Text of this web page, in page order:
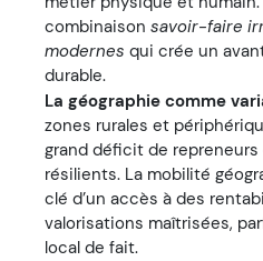
combinaison savoir-faire
modernes qui crée un
durable.
La géographie comme
zones rurales et
grand déficit de
résilients. La mobilité
clé d’un accès à des
valorisations maîtrisées,
local de fait.